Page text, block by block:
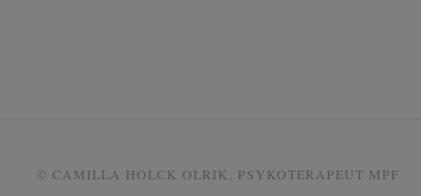
© CAMILLA HOLCK OLRIK, PSYKOTERAPEUT MPF